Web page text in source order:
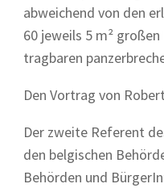
abweichend von den
60 jeweils 5 m²
tragbaren
Den Vortrag von
Der zweite Referent
den belgischen
Behörden und